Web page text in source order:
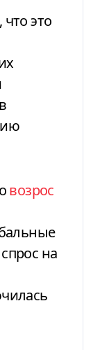
это
возрос
на